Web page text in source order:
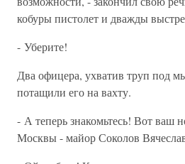
кобуры пистолет и дважды
- Уберите!
Два офицера, ухватив труп под
потащили его на вахту.
- А теперь знакомьтесь! Вот ваш
Москвы - майор Соколов